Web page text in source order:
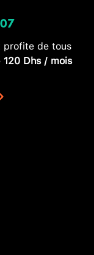
profite de tous
120 Dhs / mois